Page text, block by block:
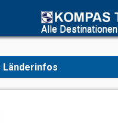
Alle Destinationen
Länderinfos